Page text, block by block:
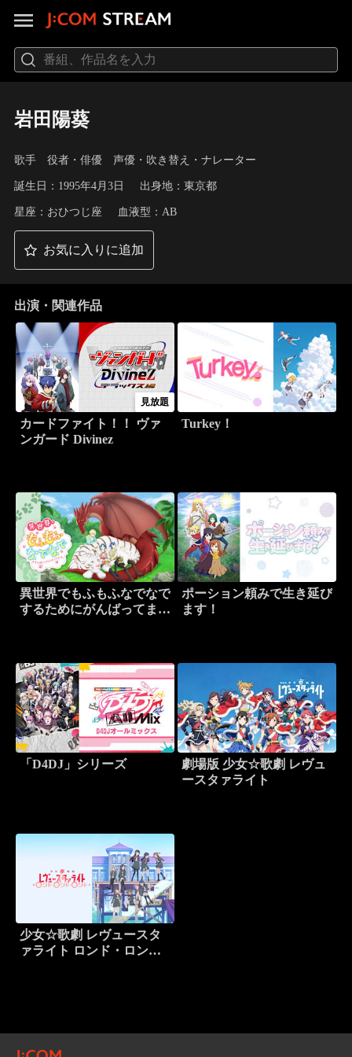
岩田陽葵
歌手 役者・俳優 声優・吹き替え・ナレーター
誕生日：1995年4月3日 出身地：東京都
星座：おひつじ座 血液型：AB
お気に入りに追加
出演・関連作品
見放題
カードファイト！！ ヴァ
ンガード Divinez
Turkey！
異世界でもふもふなでなで
するためにがんばってま
ポーション頼みで生き延び
ます！
「D4DJ」シリーズ
劇場版 少女☆歌劇 レヴュ
ースタァライト
少女☆歌劇 レヴュースタ
ァライト ロンド・ロン